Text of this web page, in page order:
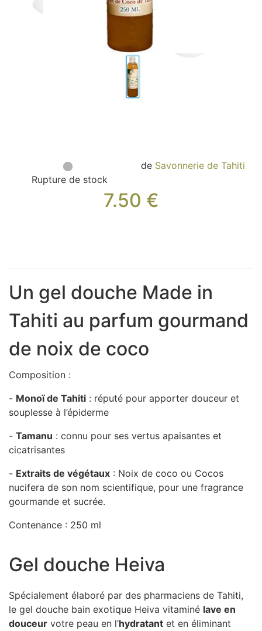
Sacs, Bijoux et Accessoires (33)
Rupture de stock
de Savonnerie de Tahiti
7.50 €
Un gel douche Made in
Tahiti au parfum gourmand
de noix de coco
Composition :
- Monoï de Tahiti : réputé pour apporter douceur et
souplesse à l’épiderme
- Tamanu : connu pour ses vertus apaisantes et
cicatrisantes
- Extraits de végétaux : Noix de coco ou Cocos
nucifera de son nom scientifique, pour une fragrance
gourmande et sucrée.
Contenance : 250 ml
Gel douche Heiva
Spécialement élaboré par des pharmaciens de Tahiti,
le gel douche bain exotique Heiva vitaminé lave en
douceur votre peau en l’hydratant et en éliminant